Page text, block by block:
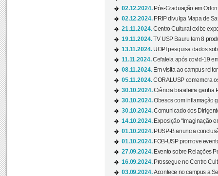
02.12.2024. Pós-Graduação em
02.12.2024. PRIP divulga Mapa de
21.11.2024.Centro Cultural exibe
19.11.2024.TV USP Bauru tem 8
13.11.2024. UOPI pesquisa dados
11.11.2024.Cefaleia após covid-19
08.11.2024. Em visita ao campus
05.11.2024.CORALUSP comemora
30.10.2024.Ciência brasileira ganha
30.10.2024.Obesos com inflamação
30.10.2024.Comunicado dos
14.10.2024. Exposição “Imaginação
01.10.2024. PUSP-B anuncia
01.10.2024. FOB-USP promove
27.09.2024. Evento sobre Relações
16.09.2024. Prossegue no Centro
03.09.2024.Acontece no campus a